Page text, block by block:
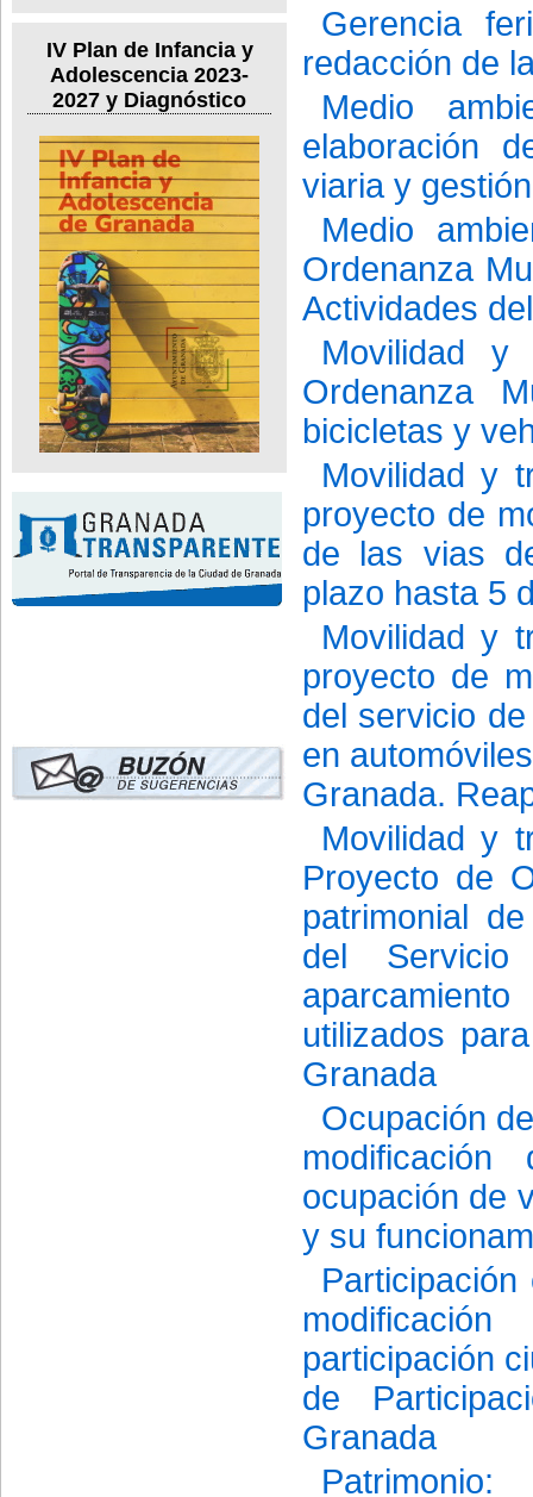
IV Plan de Infancia y
Adolescencia 2023-
2027 y Diagnóstico
Gerencia
redacción de
Medio
elaboración
viaria y
Medio
Ordenanza
Actividades
Movilidad
Ordenanza
bicicletas y
Movilidad y
proyecto de
de las vias
plazo hasta 5
Movilidad y
proyecto de
del servicio
en
Granada.
Movilidad y
Proyecto de
patrimonial
del
utilizados
Granada
Ocupación
ocupación de
y su
participación
de
Granada